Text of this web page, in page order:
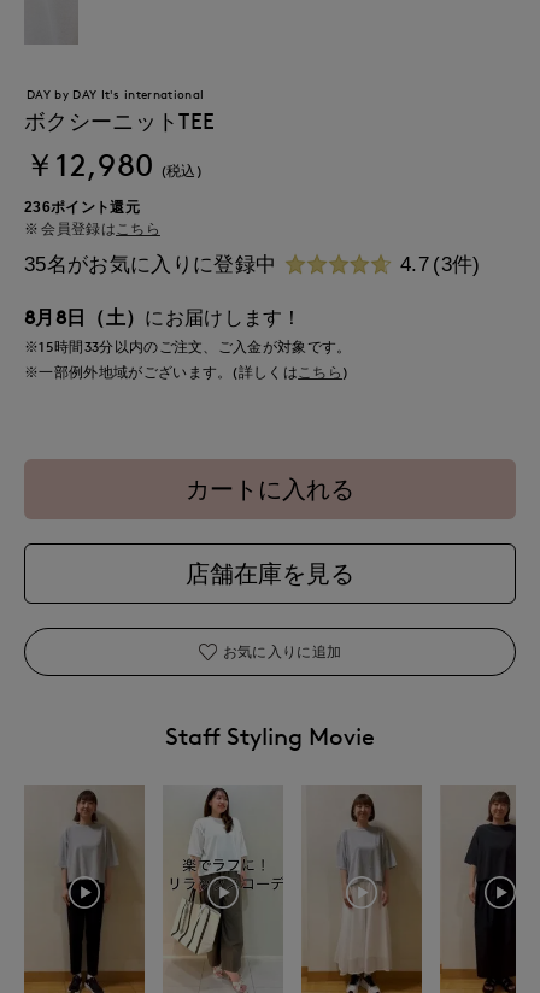
DAY by DAY It's international
ボクシーニットTEE
￥12,980 (税込)
236ポイント還元
会員登録はこちら
35名がお気に入りに登録中 4.7 (3件)
8月8日（土） にお届けします！
※15時間33分以内のご注文、ご入金が対象です。
※一部例外地域がございます。(詳しくは こちら )
カートに入れる
店舗在庫を見る
お気に入りに追加
Staff Styling Movie